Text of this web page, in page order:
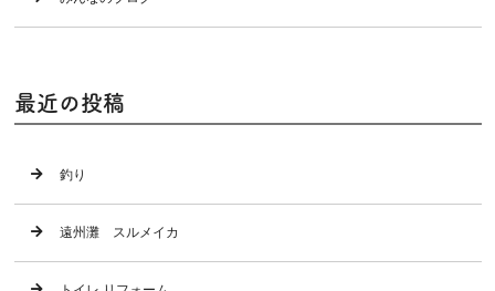
最近の投稿
釣り
遠州灘 スルメイカ